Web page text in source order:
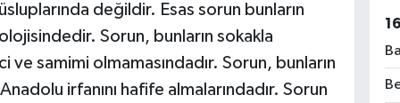
değildir. Esas sorun bunların
Sorun, bunların sokakla
ve samimi olmamasındadır. Sorun, bunların
irfanını hafife almalarındadır. Sorun